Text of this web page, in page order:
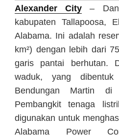
Alexander City –
kabupaten Tallapoosa,
Alabama. Ini adalah
km²) dengan lebih dari
garis pantai berhutan.
waduk, yang dibentuk
Bendungan Martin di
Pembangkit tenaga
digunakan untuk
Alabama Power